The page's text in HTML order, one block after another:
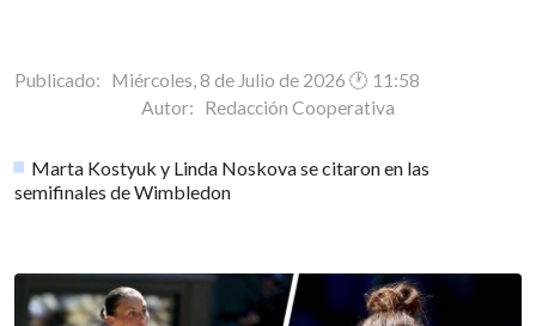
Publicado: Miércoles, 8 de Julio de 2026 🕐 11:58
Autor: Redacción Cooperativa
Marta Kostyuk y Linda Noskova se citaron en las
semifinales de Wimbledon